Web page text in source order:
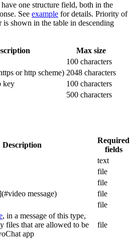
one structure field, both in the
See example for details. Priority of
shown in the table in descending
Max size
100 characters
or http scheme) 2048 characters
key
100 characters
500 characters
Description
Required
fields
text
file
file
message)
file
file
, in a message of this type,
files that are allowed to be
app
file